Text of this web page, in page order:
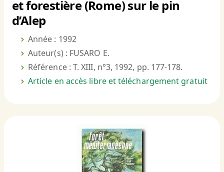
et forestière (Rome) sur le pin
d’Alep
Année : 1992
Auteur(s) : FUSARO E.
Référence : T. XIII, n°3, 1992, pp. 177-178.
Article en accès libre et téléchargement gratuit